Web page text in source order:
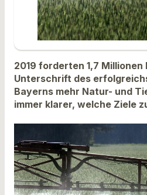
2019 forderten 1,7 Millionen
Unterschrift des
Bayerns mehr Natur- und
immer klarer, welche Ziele